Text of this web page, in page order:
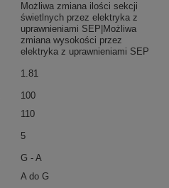
Możliwa zmiana ilości sekcji
świetlnych przez elektryka z
uprawnieniami SEP|Możliwa
zmiana wysokości przez
elektryka z uprawnieniami SEP
1.81
100
110
5
G - A
A do G